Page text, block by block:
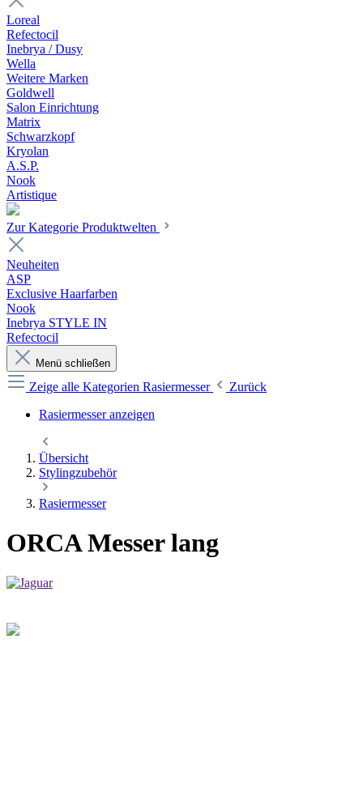
Loreal
Refectocil
Inebrya / Dusy
Wella
Weitere Marken
Goldwell
Salon Einrichtung
Matrix
Schwarzkopf
Kryolan
A.S.P.
Nook
Artistique
Zur Kategorie Produktwelten
Neuheiten
ASP
Exclusive Haarfarben
Nook
Inebrya STYLE IN
Refectocil
Menü schließen
Zeige alle Kategorien Rasiermesser
Zurück
Rasiermesser anzeigen
Übersicht
Stylingzubehör
Rasiermesser
ORCA Messer lang